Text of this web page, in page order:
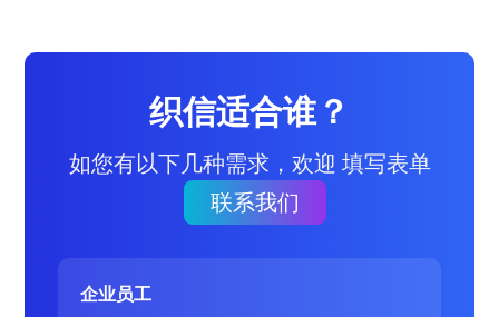
织信适合谁？
如您有以下几种需求，欢迎 填写表单
联系我们
企业员工